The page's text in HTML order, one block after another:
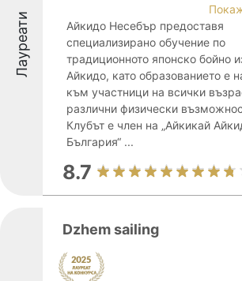
Лауреати
Айкидо Несебър предоставя
специализирано обучение по
традиционното японско бойно
Айкидо, като образованието е
към участници на всички
различни физически
Клубът е член на „Айкикай
България“ ...
8.7
Dzhem sailing